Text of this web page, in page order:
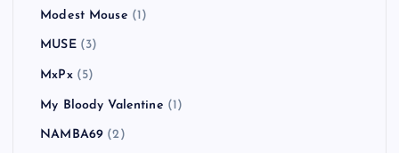
Modest Mouse (1)
MUSE(3)
MxPx(5)
My Bloody Valentine (1)
NAMBA69 (2)